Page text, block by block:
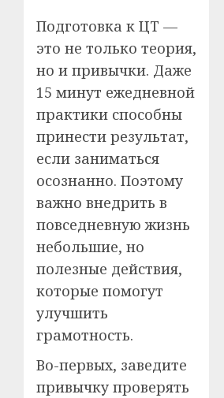
Подготовка к ЦТ —
это не только теория,
но и привычки. Даже
15 минут ежедневной
практики способны
принести результат,
если заниматься
осознанно. Поэтому
важно внедрить в
повседневную жизнь
небольшие, но
полезные действия,
которые помогут
улучшить
грамотность.
Во-первых, заведите
привычку проверять